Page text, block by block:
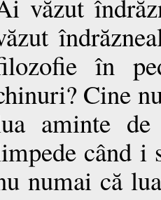
văzut
în
Cine
aminte
când i
numai că